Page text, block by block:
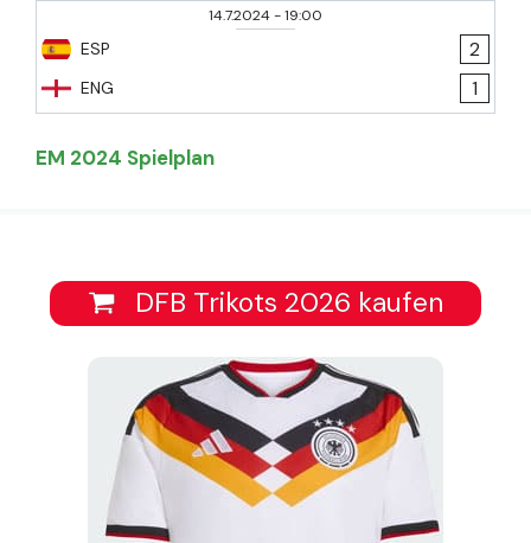
14.7.2024-19:00
ESP
ENG
2
1
EM 2024 Spielplan
DFB Trikots 2026 kaufen